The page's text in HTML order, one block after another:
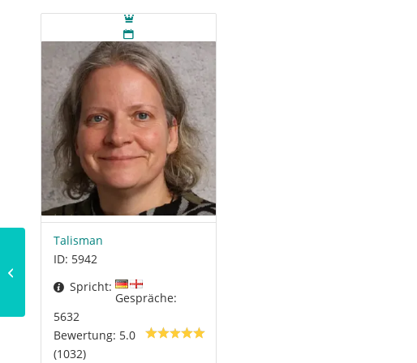
Talisman
ID: 5942
Spricht:
Gespräche:
5632
Bewertung: 5.0
(1032)
Der Mythos von Isis
und Osiris (2/3)